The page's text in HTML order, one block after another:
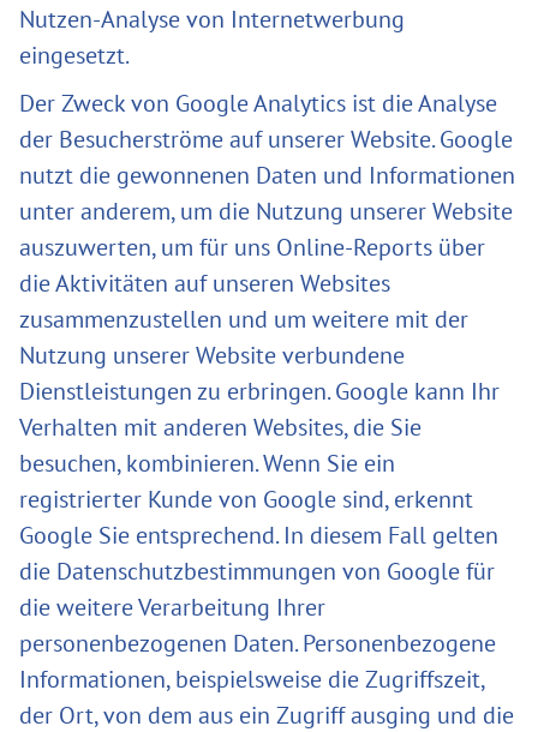
Nutzen-Analyse von Internetwerbung
eingesetzt.
Der Zweck von Google Analytics ist die Analyse
der Besucherströme auf unserer Website. Google
nutzt die gewonnenen Daten und Informationen
unter anderem, um die Nutzung unserer Website
auszuwerten, um für uns Online-Reports über
die Aktivitäten auf unseren Websites
zusammenzustellen und um weitere mit der
Nutzung unserer Website verbundene
Dienstleistungen zu erbringen. Google kann Ihr
Verhalten mit anderen Websites, die Sie
besuchen, kombinieren. Wenn Sie ein
registrierter Kunde von Google sind, erkennt
Google Sie entsprechend. In diesem Fall gelten
die Datenschutzbestimmungen von Google für
die weitere Verarbeitung Ihrer
personenbezogenen Daten. Personenbezogene
Informationen, beispielsweise die Zugriffszeit,
der Ort, von dem aus ein Zugriff ausging und die